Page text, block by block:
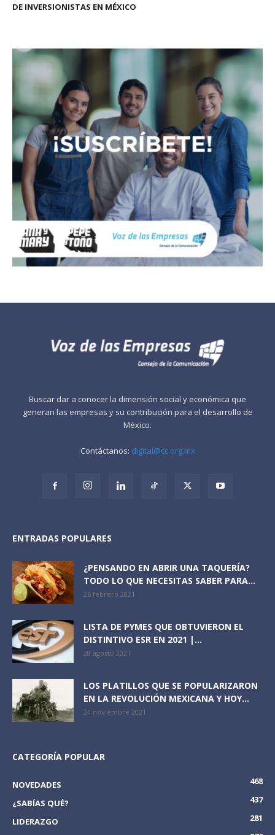
DE INVERSIONISTAS EN MÉXICO
Buscar dar a conocer la dimensión social y económica que
generan las empresas y su contribución para el desarrollo de
México.
Contáctanos: digital@cc.org.mx
ENTRADAS POPULARES
¿PENSANDO EN ABRIR UNA TAQUERÍA?
TODO LO QUE NECESITAS SABER PARA...
26 febrero 2021
LISTA DE PYMES QUE OBTUVIERON EL
DISTINTIVO ESR EN 2021 |...
28 agosto 2021
LOS PLATILLOS QUE SE POPULARIZARON
EN LA REVOLUCIÓN MEXICANA Y HOY...
24 noviembre 2021
CATEGORÍA POPULAR
NOVEDADES
468
¿SABÍAS QUÉ?
437
LIDERAZGO
281